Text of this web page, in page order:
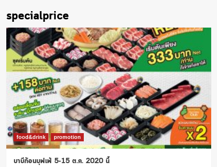
specialprice
food&drink promotion
บาบีก้อนบุฟเฟ่ 5-15 ต.ค. 2020 นี้